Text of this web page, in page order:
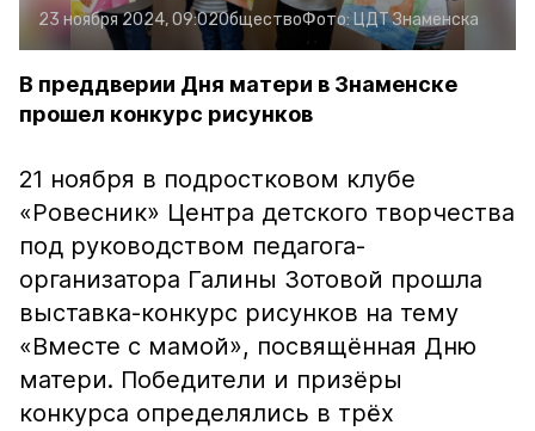
23 ноября 2024, 09:02ОбществоФото: ЦДТ Знаменска
В преддверии Дня матери в Знаменске
прошел конкурс рисунков
21 ноября в подростковом клубе
«Ровесник» Центра детского творчества
под руководством педагога-
организатора Галины Зотовой прошла
выставка-конкурс рисунков на тему
«Вместе с мамой», посвящëнная Дню
матери. Победители и призёры
конкурса определялись в трëх